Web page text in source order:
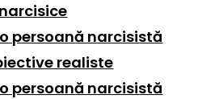
persoană narcisistă
realiste
persoană narcisistă